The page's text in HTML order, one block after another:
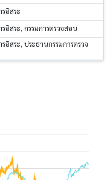
รอิสระ
รอิสระ, กรรมการตรวจสอบ
รอิสระ, ประธานกรรมการตรวจ